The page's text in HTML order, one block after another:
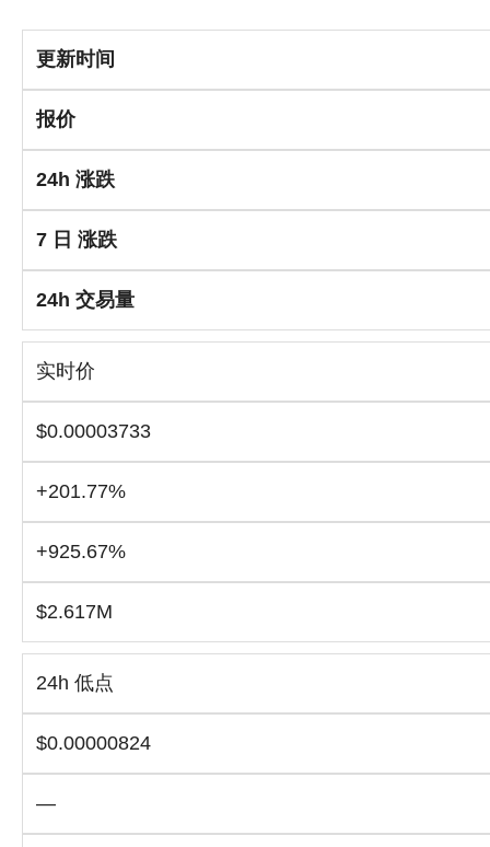
更新时间
报价
24h 涨跌
7 日 涨跌
24h 交易量
实时价
$0.00003733
+201.77%
+925.67%
$2.617M
24h 低点
$0.00000824
—